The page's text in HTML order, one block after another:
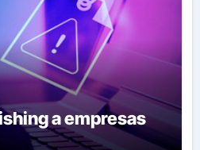
a empresas